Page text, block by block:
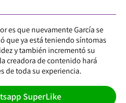
es que nuevamente García se
que ya está teniendo síntomas
y también incrementó su
creadora de contenido hará
de toda su experiencia.
SuperLike